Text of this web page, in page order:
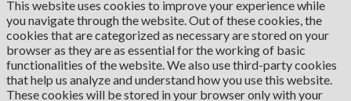
This website uses cookies to improve your experience while
you navigate through the website. Out of these cookies, the
cookies that are categorized as necessary are stored on your
browser as they are as essential for the working of basic
functionalities of the website. We also use third-party cookies
that help us analyze and understand how you use this website.
These cookies will be stored in your browser only with your